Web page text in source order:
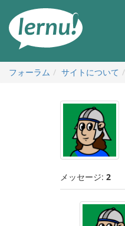
フォーラム サイトについて
メッセージ: 2